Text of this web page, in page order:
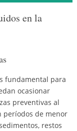
en la
fundamental para
ocasionar
preventivas al
períodos de menor
restos